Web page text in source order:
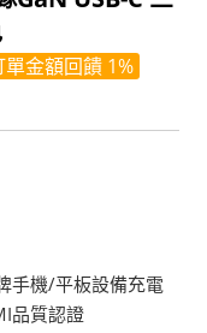
金額回饋 1%
手機/平板設備充電
品質認證